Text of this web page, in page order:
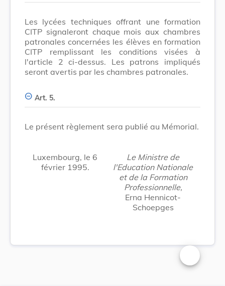
Les lycées techniques offrant une formation
CITP signaleront chaque mois aux chambres
patronales concernées les élèves en formation
CITP remplissant les conditions visées à
l'article 2 ci-dessus. Les patrons impliqués
seront avertis par les chambres patronales.
Art. 5.
Le présent règlement sera publié au Mémorial.
Luxembourg, le 6
février 1995.
Le Ministre de
l'Education Nationale
et de la Formation
Professionnelle,
Erna Hennicot-
Schoepges
Changer la